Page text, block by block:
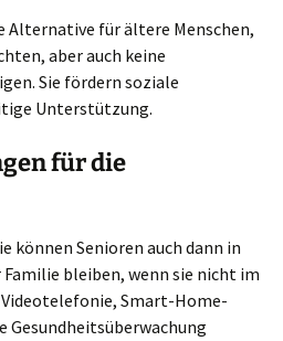
Alternative für ältere Menschen,
aber auch keine
Sie fördern soziale
Unterstützung.
für die
können Senioren auch dann in
bleiben, wenn sie nicht im
Smart-Home-
Gesundheitsüberwachung